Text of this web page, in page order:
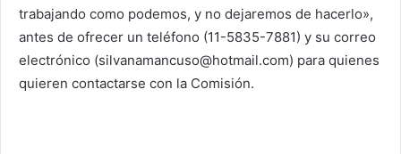
trabajando como podemos, y no dejaremos de hacerlo»,
antes de ofrecer un teléfono (11-5835-7881) y su correo
electrónico (silvanamancuso@hotmail.com) para quienes
quieren contactarse con la Comisión.